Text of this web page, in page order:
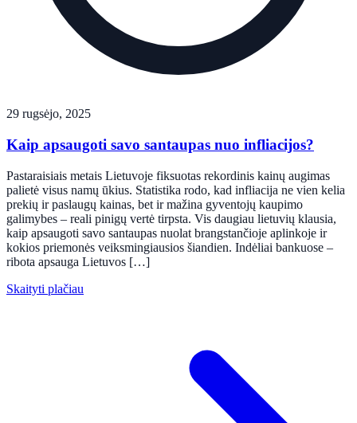
29 rugsėjo, 2025
Kaip apsaugoti savo santaupas nuo infliacijos?
Pastaraisiais metais Lietuvoje fiksuotas rekordinis kainų augimas
palietė visus namų ūkius. Statistika rodo, kad infliacija ne vien kelia
prekių ir paslaugų kainas, bet ir mažina gyventojų kaupimo
galimybes – reali pinigų vertė tirpsta. Vis daugiau lietuvių klausia,
kaip apsaugoti savo santaupas nuolat brangstančioje aplinkoje ir
kokios priemonės veiksmingiausios šiandien. Indėliai bankuose –
ribota apsauga Lietuvos […]
Skaityti plačiau